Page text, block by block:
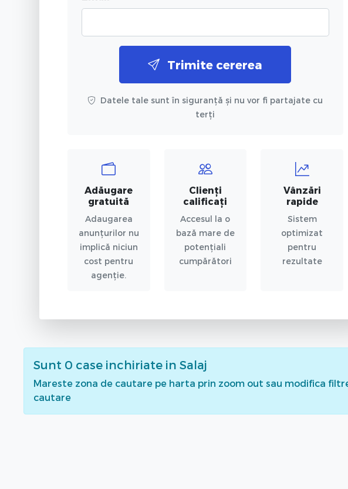
Trimite cererea
Datele tale sunt în siguranță și nu vor fi partajate cu
terți
Adăugare
gratuită
Adaugarea
anunțurilor nu
implică niciun
cost pentru
agenție.
Clienți
calificați
Accesul la o
bază mare de
potențiali
cumpărători
Vânzări
rapide
Sistem
optimizat
pentru
rezultate
Sunt 0 case inchiriate in Salaj
Mareste zona de cautare pe harta prin zoom out sau modifica
cautare